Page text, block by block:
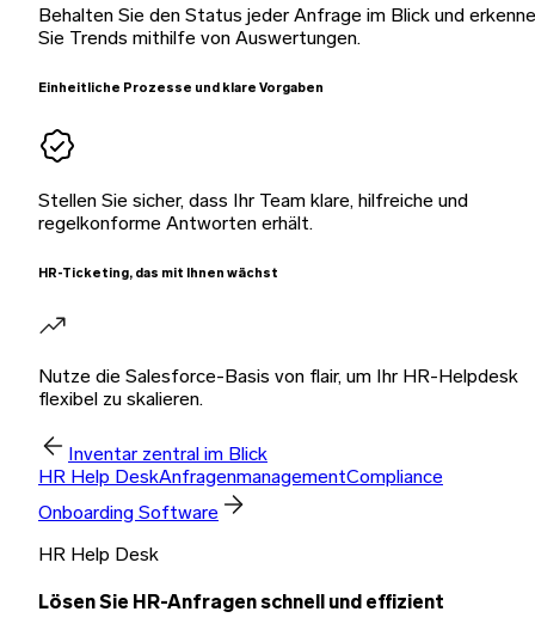
Behalten Sie den Status jeder Anfrage im Blick und
Sie Trends mithilfe von Auswertungen.
Einheitliche Prozesse und klare Vorgaben
Stellen Sie sicher, dass Ihr Team klare, hilfreiche und
regelkonforme Antworten erhält.
HR-Ticketing, das mit Ihnen wächst
Nutze die Salesforce-Basis von flair, um Ihr HR-Helpdesk
flexibel zu skalieren.
Inventar zentral im Blick
HR Help DeskAnfragenmanagementCompliance
Onboarding Software
HR Help Desk
Lösen Sie HR-Anfragen schnell und effizient